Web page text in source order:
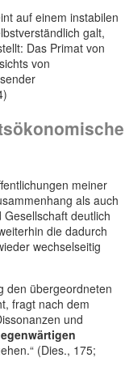
auf einem instabilen
galt,
Das Primat von
von
meiner
als auch
deutlich
die dadurch
wechselseitig
den übergeordneten
fragt nach dem
und
(Dies., 175;